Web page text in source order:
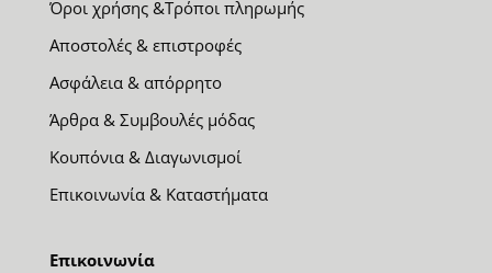
Όροι χρήσης &Τρόποι πληρωμής
Αποστολές & επιστροφές
Ασφάλεια & απόρρητο
Άρθρα & Συμβουλές μόδας
Κουπόνια & Διαγωνισμοί
Επικοινωνία & Καταστήματα
Επικοινωνία